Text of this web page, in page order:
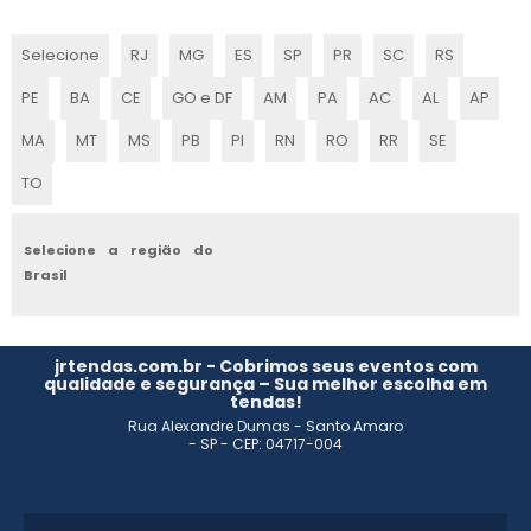
CENOGRAFIA TEATRAL
EMPRESAS DE CENOGRAFIA SP
CENOGRAFIA DIGITAL
CENOGRAFIA SUSTENTÁVEL
AMBIENTAÇÃO DE EVENTOS CORPORATIVOS
Selecione RJ MG ES SP PR SC
RS
PE
BA CE GO e DF AM PA AC AL
AP
MA
MT MS PB PI RN RO RR
SE
TO
Selecione a região do
Brasil
jrtendas.com.br - Cobrimos seus eventos com
qualidade e segurança – Sua melhor escolha em
tendas!
Rua Alexandre Dumas - Santo Amaro
- SP - CEP: 04717-004